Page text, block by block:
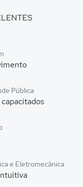
Pública
e Eletromecânica